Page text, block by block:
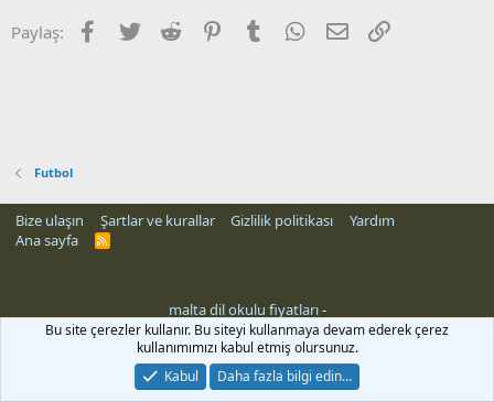
Paylaş: Facebook
Twitter Reddit PinterestTumblr WhatsApp
E-posta
Futbol
Bize ulaşın Şartlar ve kurallar Gizlilik politikası
Yardım
Ana sayfa
R
malta dil okulu fiyatları-
Bu site çerezler kullanır. Bu siteyi kullanmaya devam ederek çerez
kullanımımızı kabul etmiş olursunuz.
Kabul
Daha fazla bilgi edin…